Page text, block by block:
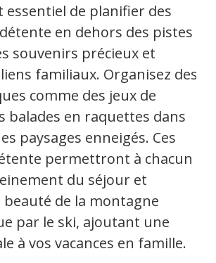
essentiel de planifier des
en dehors des pistes
souvenirs précieux et
familiaux. Organisez des
comme des jeux de
balades en raquettes dans
paysages enneigés. Ces
permettront à chacun
du séjour et
beauté de la montagne
par le ski, ajoutant une
à vos vacances en famille.